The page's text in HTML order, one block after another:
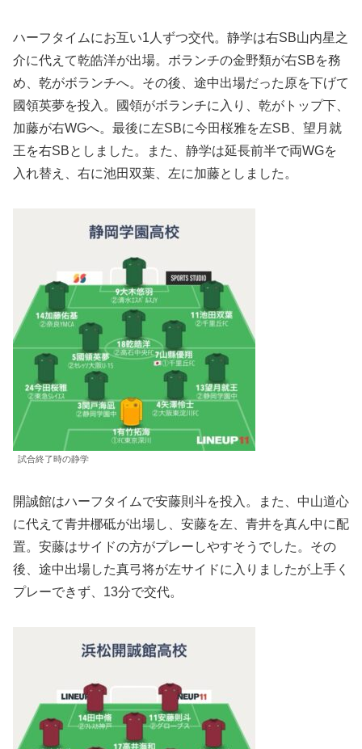
ハーフタイムにお互い1人ずつ交代。静学は右SB山内星之
介に代えて乾皓洋が出場。ボランチの金野類が右SBを務
め、乾がボランチへ。その後、途中出場だった原を下げて
國領英夢を投入。國領がボランチに入り、乾がトップ下、
加藤が右WGへ。最後に左SBに今田桜雅を左SB、望月就
王を右SBとしました。また、静学は延長前半で両WGを
入れ替え、右に池田双葉、左に加藤としました。
試合終了時の静学
開誠館はハーフタイムで安藤則斗を投入。また、中山道心
に代えて青井梛砥が出場し、安藤を左、青井を真ん中に配
置。安藤はサイドの方がプレーしやすそうでした。その
後、途中出場した真弓将が左サイドに入りましたが上手く
プレーできず、13分で交代。